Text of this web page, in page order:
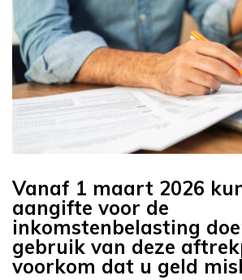
Vanaf 1 maart 2026
aangifte voor de
inkomstenbelasting
gebruik van deze
voorkom dat u geld